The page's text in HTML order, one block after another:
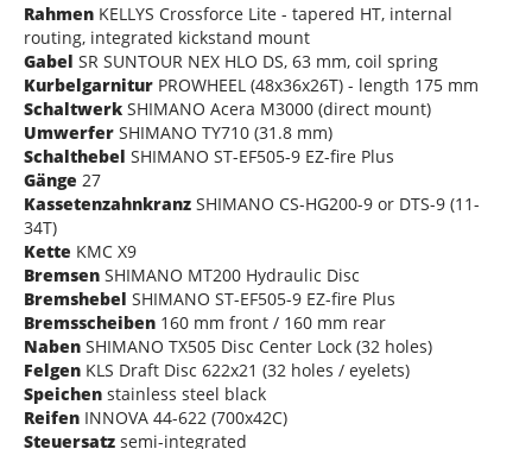
Rahmen KELLYS Crossforce Lite - tapered HT, internal
routing, integrated kickstand mount
Gabel SR SUNTOUR NEX HLO DS, 63 mm, coil spring
Kurbelgarnitur PROWHEEL (48x36x26T) - length 175 mm
Schaltwerk SHIMANO Acera M3000 (direct mount)
Umwerfer SHIMANO TY710 (31.8 mm)
Schalthebel SHIMANO ST-EF505-9 EZ-fire Plus
Gänge 27
Kassetenzahnkranz SHIMANO CS-HG200-9 or DTS-9 (11-
34T)
Kette KMC X9
Bremsen SHIMANO MT200 Hydraulic Disc
Bremshebel SHIMANO ST-EF505-9 EZ-fire Plus
Bremsscheiben 160 mm front / 160 mm rear
Naben SHIMANO TX505 Disc Center Lock (32 holes)
Felgen KLS Draft Disc 622x21 (32 holes / eyelets)
Speichen stainless steel black
Reifen INNOVA 44-622 (700x42C)
Steuersatz semi-integrated